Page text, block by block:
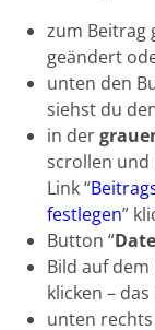
zum Beitrag
geändert
unten den
siehst du
in der
scrollen
Link “
festlegen”
Button “
Bild auf
klicken –
unten rechts